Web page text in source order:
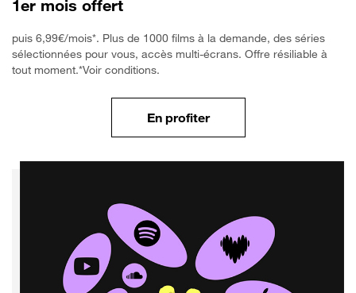
1er mois offert
puis 6,99€/mois*. Plus de 1000 films à la demande, des séries
sélectionnées pour vous, accès multi-écrans. Offre résiliable à
tout moment.*Voir conditions.
En profiter